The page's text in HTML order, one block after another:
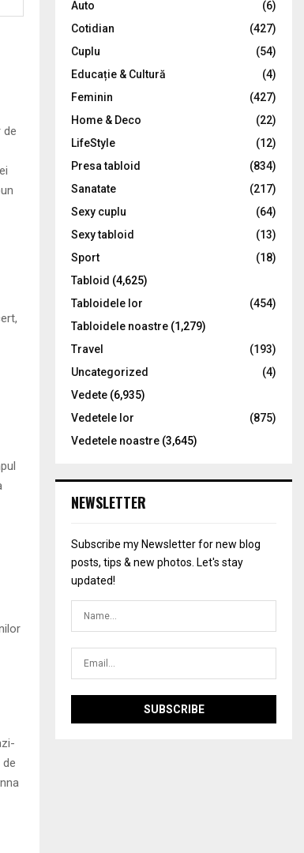
de
:
C
Auto
(6)
Cotidian
(427)
Cuplu
(54)
Educație & Cultură
(4)
Feminin
(427)
Home & Deco
(22)
LifeStyle
(12)
Presa tabloid
(834)
Sanatate
(217)
Sexy cuplu
(64)
Sexy tabloid
(13)
Sport
(18)
Tabloid (4,625)
Tabloidele lor
(454)
Tabloidele noastre (1,279)
Travel
(193)
Uncategorized
(4)
Vedete (6,935)
Vedetele lor
(875)
Vedetele noastre (3,645)
NEWSLETTER
Subscribe my Newsletter for new blog
posts, tips & new photos. Let's stay
updated!